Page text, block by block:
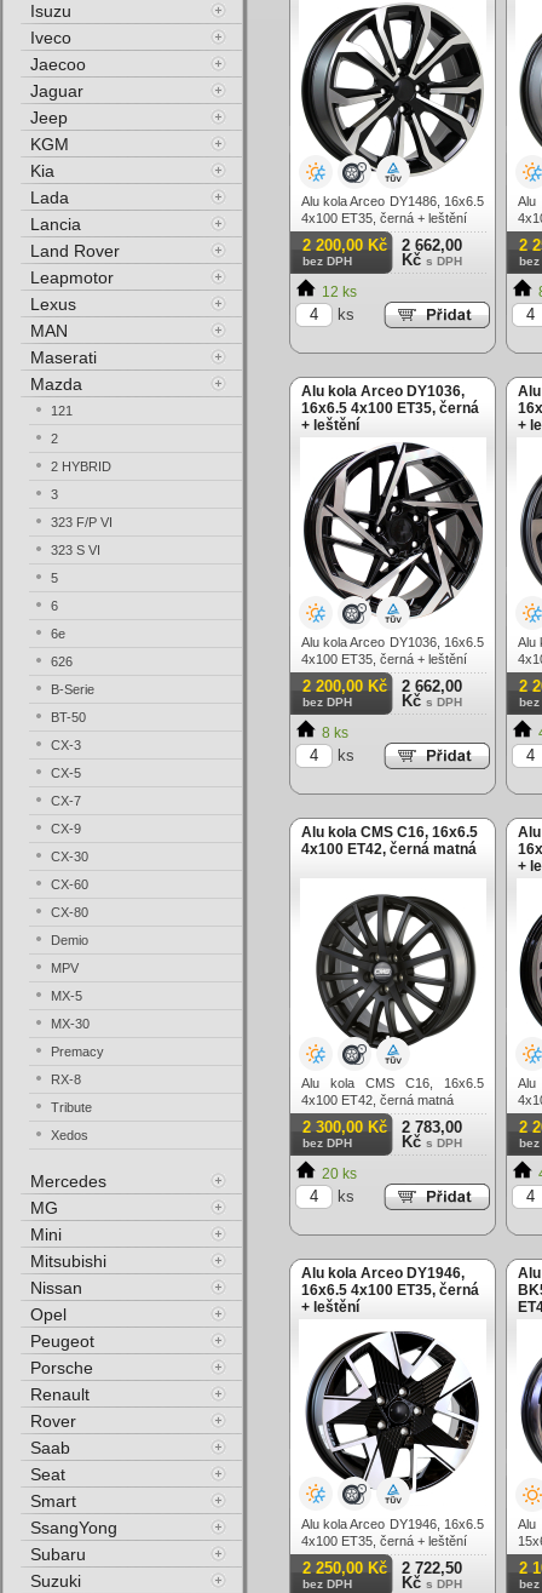
Alu kola Arceo DY1486, 16x6.5
4x100 ET35, černá + leštění
2 200,00 Kč
bez DPH
2 662,00
Kč s DPH
12 ks
ks
Alu
2
bez
Alu kola Arceo DY1036,
16x6.5 4x100 ET35, černá
+ leštění
Alu kola Arceo DY1036, 16x6.5
4x100 ET35, černá + leštění
2 200,00 Kč
bez DPH
2 662,00
Kč s DPH
8 ks
ks
+
Alu
2
bez
Alu kola CMS C16, 16x6.5
4x100 ET42, černá matná
Alu kola CMS C16, 16x6.5
4x100 ET42, černá matná
2 300,00 Kč
bez DPH
2 783,00
Kč s DPH
20 ks
ks
+
Alu
2
bez
Alu kola Arceo DY1946,
16x6.5 4x100 ET35, černá
+ leštění
Alu kola Arceo DY1946, 16x6.5
4x100 ET35, černá + leštění
2 250,00 Kč
bez DPH
2 722,50
Kč s DPH
Alu
2
bez
Isuzu
Iveco
Jaecoo
Jaguar
Jeep
KGM
Kia
Lada
Lancia
Land Rover
Leapmotor
Lexus
MAN
Maserati
Mazda
121
2
2 HYBRID
3
323 F/P VI
323 S VI
5
6
6e
626
B-Serie
BT-50
CX-3
CX-5
CX-7
CX-9
CX-30
CX-60
CX-80
Demio
MPV
MX-5
MX-30
Premacy
RX-8
Tribute
Xedos
Mercedes
MG
Mini
Mitsubishi
Nissan
Opel
Peugeot
Porsche
Renault
Rover
Saab
Seat
Smart
SsangYong
Subaru
Suzuki